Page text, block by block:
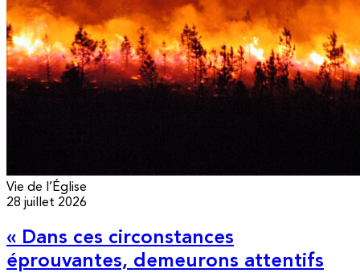
Vie de l’Église
28 juillet 2026
« Dans ces circonstances
éprouvantes, demeurons attentifs